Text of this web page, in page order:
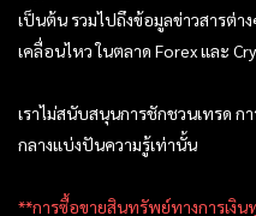
เป็นต้น รวมไปถึงข้อมูลข่าวสารต่า
เคลื่อนไหว ในตลาด Forex และ
เราไม่สนับสนุนการชักชวนเทรด ก
กลางแบ่งปันความรู้เท่านั้น
**การซื้อขายสินทรัพย์ทางการเงิน